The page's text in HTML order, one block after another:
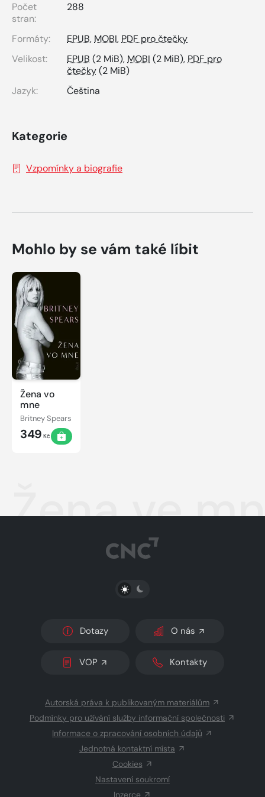
Počet
stran:
288
Formáty: EPUB,MOBI,PDF pro čtečky
Velikost:
EPUB (2 MiB),MOBI (2 MiB),PDF pro
čtečky(2 MiB)
Jazyk:
Čeština
Kategorie
Vzpomínky a biografie
Mohlo by se vám také líbit
Žena vo
mne
Britney Spears
349 Kč
Žena ve
PŘEPNOUT SVĚTLÝ/TMAVÝ REŽIM
Dotazy O nás
VOP Kontakty
Autorská práva k publikovaným materiálům
Podmínky pro užívání služby informační společnosti
Informace o zpracování osobních údajů
Jednotná kontaktní místa
Cookies
Nastavení soukromí
Inzerce